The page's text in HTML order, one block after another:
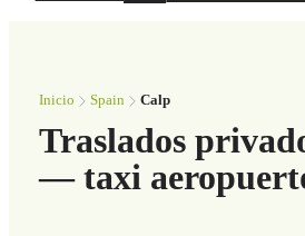
Inicio Spain Calp
Traslados
— taxi